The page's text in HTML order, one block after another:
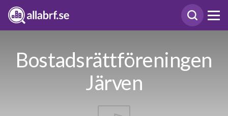
Bostadsrättföreningen
Järven